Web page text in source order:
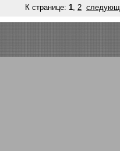
К странице: 1, 2